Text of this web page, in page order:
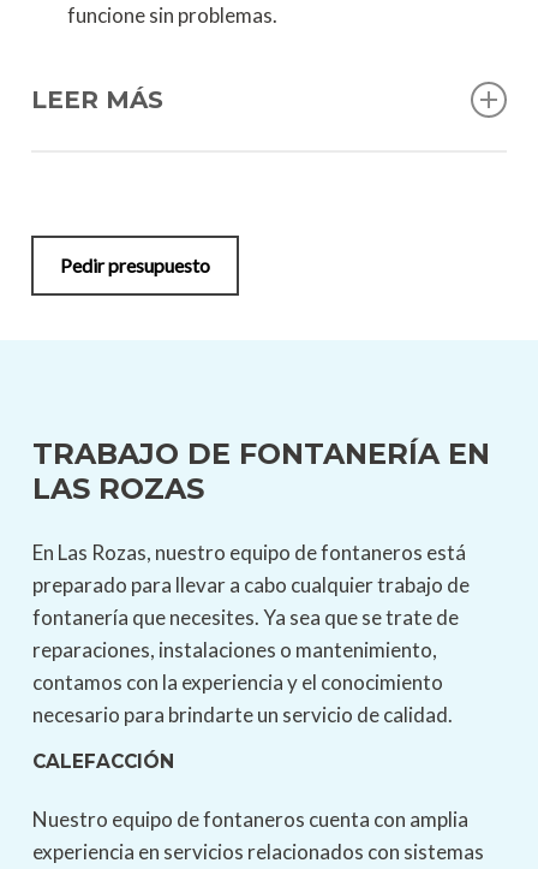
funcione sin problemas.
LEER MÁS
reparación, mantenimiento e instalación de
equipos como sistemas de aire acondicionado,
termos y sistemas de calefacción. Nuestros
fontaneros también pueden encargarse de la
instalación de radiadores decorativos. Te
nos aseguramos de que la instalación se realice
de manera profesional.
Reparación de fugas y vías de agua: Las fugas y
las vías de agua pueden causar daños
significativos en tu hogar. Nuestro equipo de
fontaneros altamente capacitados puede
detectar y reparar rápidamente cualquier fuga o
costosos.
Disposición y reparación de electrodomésticos y
Pedir presupuesto
TRABAJO DE FONTANERÍA EN
LAS ROZAS
En Las Rozas, nuestro equipo de fontaneros está
preparado para llevar a cabo cualquier trabajo de
fontanería que necesites. Ya sea que se trate de
reparaciones, instalaciones o mantenimiento,
contamos con la experiencia y el conocimiento
necesario para brindarte un servicio de calidad.
CALEFACCIÓN
Nuestro equipo de fontaneros cuenta con amplia
experiencia en servicios relacionados con sistemas